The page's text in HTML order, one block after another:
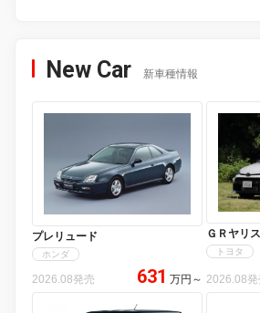
New Car 新車種情報
プレリュード
ホンダ
2026.08発売 631 万円 ～
ＧＲヤリス
トヨタ
2026.08発